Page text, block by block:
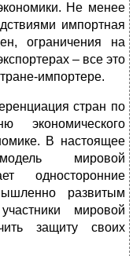
Не менее
импортная
ограничения на
– все это
импортере.
стран по
экономического
В настоящее
мировой
односторонние
развитым
мировой
защиту своих